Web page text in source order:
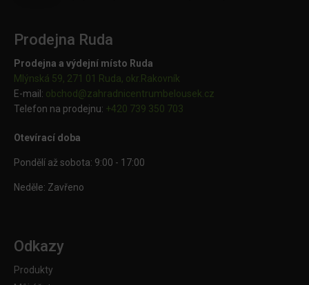
Prodejna Ruda
Prodejna a výdejní místo Ruda
Mlýnská 59, 271 01 Ruda, okr.Rakovník
E-mail: obchod@zahradnicentrumbelousek.cz
Telefon na prodejnu: +420 739 350 703
Otevírací doba
Pondělí až sobota: 9:00 - 17:00
Neděle: Zavřeno
Odkazy
Produkty